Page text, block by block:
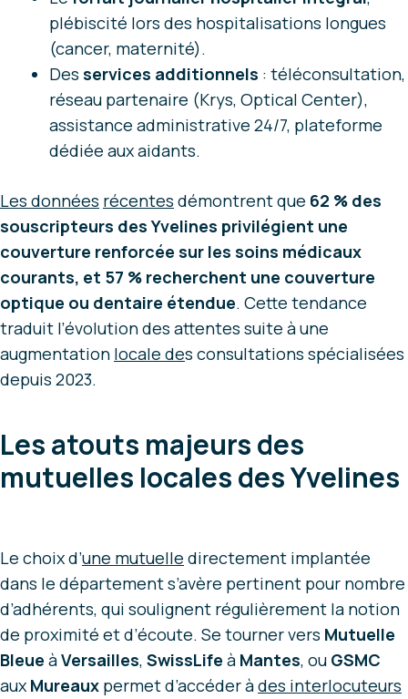
plébiscité lors des hospitalisations longues
(cancer, maternité).
Des services additionnels : téléconsultation,
réseau partenaire (Krys, Optical Center),
assistance administrative 24/7, plateforme
dédiée aux aidants.
Les données récentes démontrent que 62 % des
souscripteurs des Yvelines privilégient une
couverture renforcée sur les soins médicaux
courants, et 57 % recherchent une couverture
optique ou dentaire étendue. Cette tendance
traduit l’évolution des attentes suite à une
augmentation locale des consultations spécialisées
depuis 2023.
Les atouts majeurs des
mutuelles locales des Yvelines
Le choix d’une mutuelle directement implantée
dans le département s’avère pertinent pour nombre
d’adhérents, qui soulignent régulièrement la notion
de proximité et d’écoute. Se tourner vers Mutuelle
Bleue àVersailles, SwissLife à Mantes, ou GSMC
aux Mureaux permet d’accéder àdes interlocuteurs